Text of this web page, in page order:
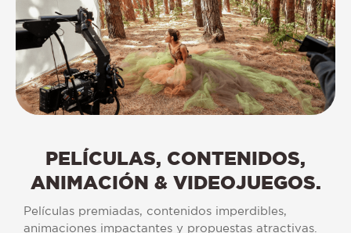
PELÍCULAS, CONTENIDOS,
ANIMACIÓN & VIDEOJUEGOS.
Películas premiadas, contenidos imperdibles,
animaciones impactantes y propuestas atractivas.